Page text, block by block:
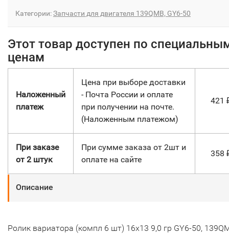
Категории:Запчасти для двигателя 139QMB, GY6-50
Этот товар доступен по
ценам
Наложенный
платеж
Цена при выборе доставки
- Почта России и оплате
при получении на почте.
(Наложенным платежом)
421
При заказе
от 2 штук
При сумме заказа от 2шт и
оплате на сайте
358
Описание
Ролик вариатора (компл 6 шт) 16х13 9,0 гр GY6-50,